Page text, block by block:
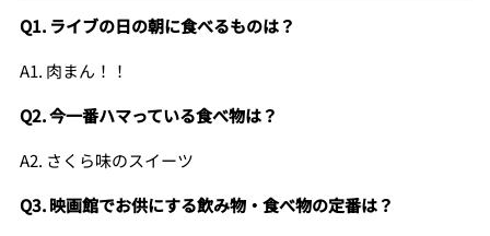
Q1. ライブの日の朝に食べるものは？
A1. 肉まん！！
Q2. 今一番ハマっている食べ物は？
A2. さくら味のスイーツ
Q3. 映画館でお供にする飲み物・食べ物の定番は？